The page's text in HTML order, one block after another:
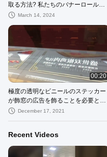
取る方法? 私たちのバナーロールカ
ットマシンを使用
March 14, 2024
00:20
極度の透明なビニールのステッカー
が飾窓の広告を飾ることを必要とす
るか。December 17, 2021
Recent Videos